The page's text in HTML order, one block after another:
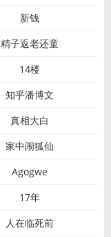
新钱
精子返老还童
14楼
知乎潘博文
真相大白
家中闹狐仙
Agogwe
17年
人在临死前